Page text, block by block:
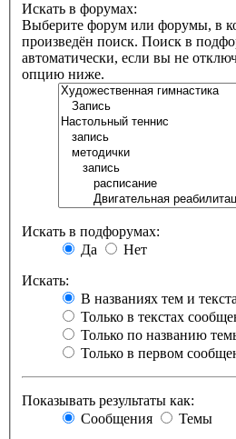
Искать в форумах:
Выберите форум или форумы, в
произведён поиск. Поиск в
автоматически, если вы не
опцию ниже.
Искать в подфорумах:
Да
Нет
Искать:
В названиях тем и
Только в текстах
Только по названию
Только в первом
Показывать результаты как:
Сообщения
Темы